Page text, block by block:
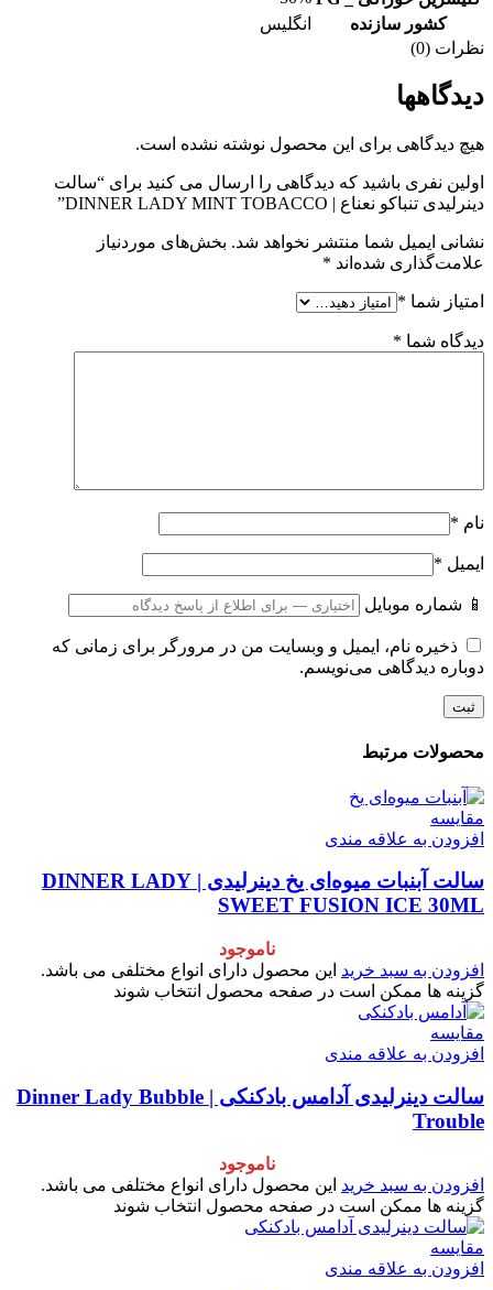
کشور سازنده
انگلیس
نظرات (0)
دیدگاهها
هیچ دیدگاهی برای این محصول نوشته نشده است.
اولین نفری باشید که دیدگاهی را ارسال می کنید برای “سالت
دینرلیدی تنباکو نعناع | DINNER LADY MINT TOBACCO”
نشانی ایمیل شما منتشر نخواهد شد. بخش‌های موردنیاز
علامت‌گذاری شده‌اند *
امتیاز شما *
دیدگاه شما *
نام *
ایمیل *
📱 شماره موبایل
ذخیره نام، ایمیل و وبسایت من در مرورگر برای زمانی که
دوباره دیدگاهی می‌نویسم.
محصولات مرتبط
مقایسه
افزودن به علاقه مندی
سالت آبنبات میوه‌ای یخ دینرلیدی | DINNER LADY
SWEET FUSION ICE 30ML
ناموجود
افزودن به سبد خرید این محصول دارای انواع مختلفی می باشد.
گزینه ها ممکن است در صفحه محصول انتخاب شوند
مقایسه
افزودن به علاقه مندی
سالت دینرلیدی آدامس بادکنکی | Dinner Lady Bubble
Trouble
ناموجود
افزودن به سبد خرید این محصول دارای انواع مختلفی می باشد.
گزینه ها ممکن است در صفحه محصول انتخاب شوند
مقایسه
افزودن به علاقه مندی